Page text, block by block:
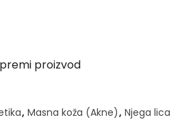
proizvod
, Masna koža (Akne), Njega lica